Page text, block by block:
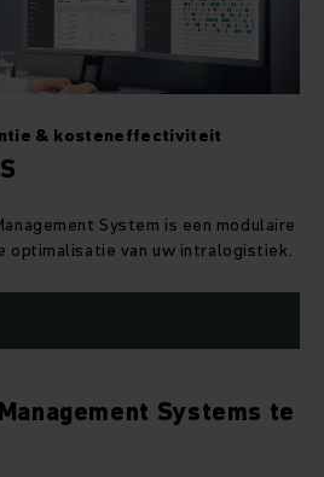
& kosteneffectiviteit
System is een modulaire
van uw intralogistiek.
Systems te